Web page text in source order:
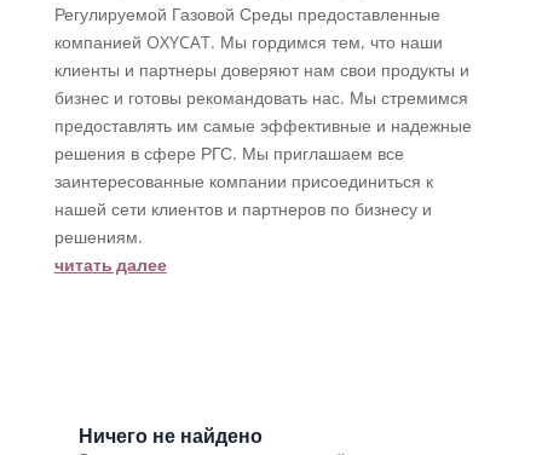
Регулируемой Газовой Среды предоставленные
компанией OXYCAT. Мы гордимся тем, что наши
клиенты и партнеры доверяют нам свои продукты и
бизнес и готовы рекомандовать нас. Мы стремимся
предоставлять им самые эффективные и надежные
решения в сфере РГС. Мы приглашаем все
заинтересованные компании присоединиться к
нашей сети клиентов и партнеров по бизнесу и
решениям.
читать далее
Ничего не найдено